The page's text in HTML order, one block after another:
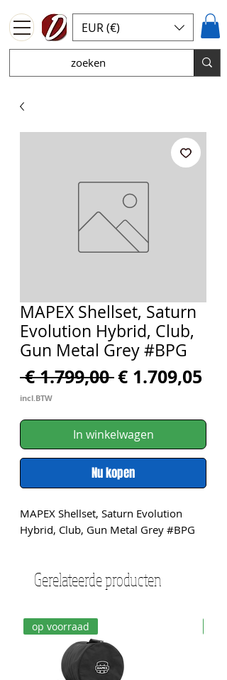
EUR (€)
MAPEX Shellset, Saturn
Evolution Hybrid, Club,
Gun Metal Grey #BPG
€ 1.799,00 Normale
€ 1.709,05
incl.BTW
In winkelwagen
Nu kopen
MAPEX Shellset, Saturn Evolution
Hybrid, Club, Gun Metal Grey #BPG
Gerelateerde producten
op voorraad